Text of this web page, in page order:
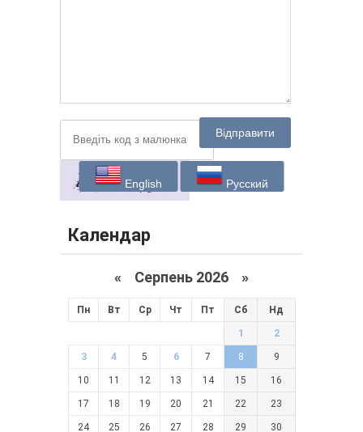
Відправити
English Русский
Календар
« Серпень 2026 »
Пн Вт Ср Чт Пт Сб Нд
1 2
3 4 5 6 7 8 9
10 11 12 13 14 15 16
17 18 19 20 21 22 23
24 25 26 27 28 29 30